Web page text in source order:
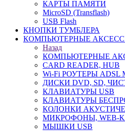
КАРТЫ ПАМЯТИ
MicroSD (Transflash)
USB Flash
КНОПКИ ТУМБЛЕРА
КОМПЬЮТЕРНЫЕ
Назад
КОМПЬЮТЕРНЫЕ
CARD READER, HUB
Wi-Fi РОУТЕРЫ
ДИСКИ DVD, SD,
КЛАВИАТУРЫ USB
КЛАВИАТУРЫ
КОЛОНКИ
МИКРОФОНЫ, WEB-
МЫШКИ USB